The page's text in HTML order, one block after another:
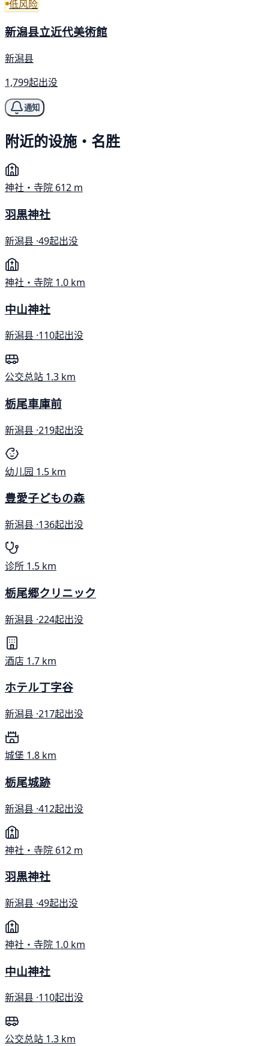
低风险
新潟县立近代美術館
新潟县
1,799起出没
通知
附近的设施・名胜
神社・寺院 612 m
羽黒神社
新潟县 ·49起出没
神社・寺院 1.0 km
中山神社
新潟县 ·110起出没
公交总站 1.3 km
栃尾車庫前
新潟县 ·219起出没
幼儿园 1.5 km
豊愛子どもの森
新潟县 ·136起出没
诊所 1.5 km
栃尾郷クリニック
新潟县 ·224起出没
酒店 1.7 km
ホテル丁字谷
新潟县 ·217起出没
城堡 1.8 km
栃尾城跡
新潟县 ·412起出没
神社・寺院 612 m
羽黒神社
新潟县 ·49起出没
神社・寺院 1.0 km
中山神社
新潟县 ·110起出没
公交总站 1.3 km